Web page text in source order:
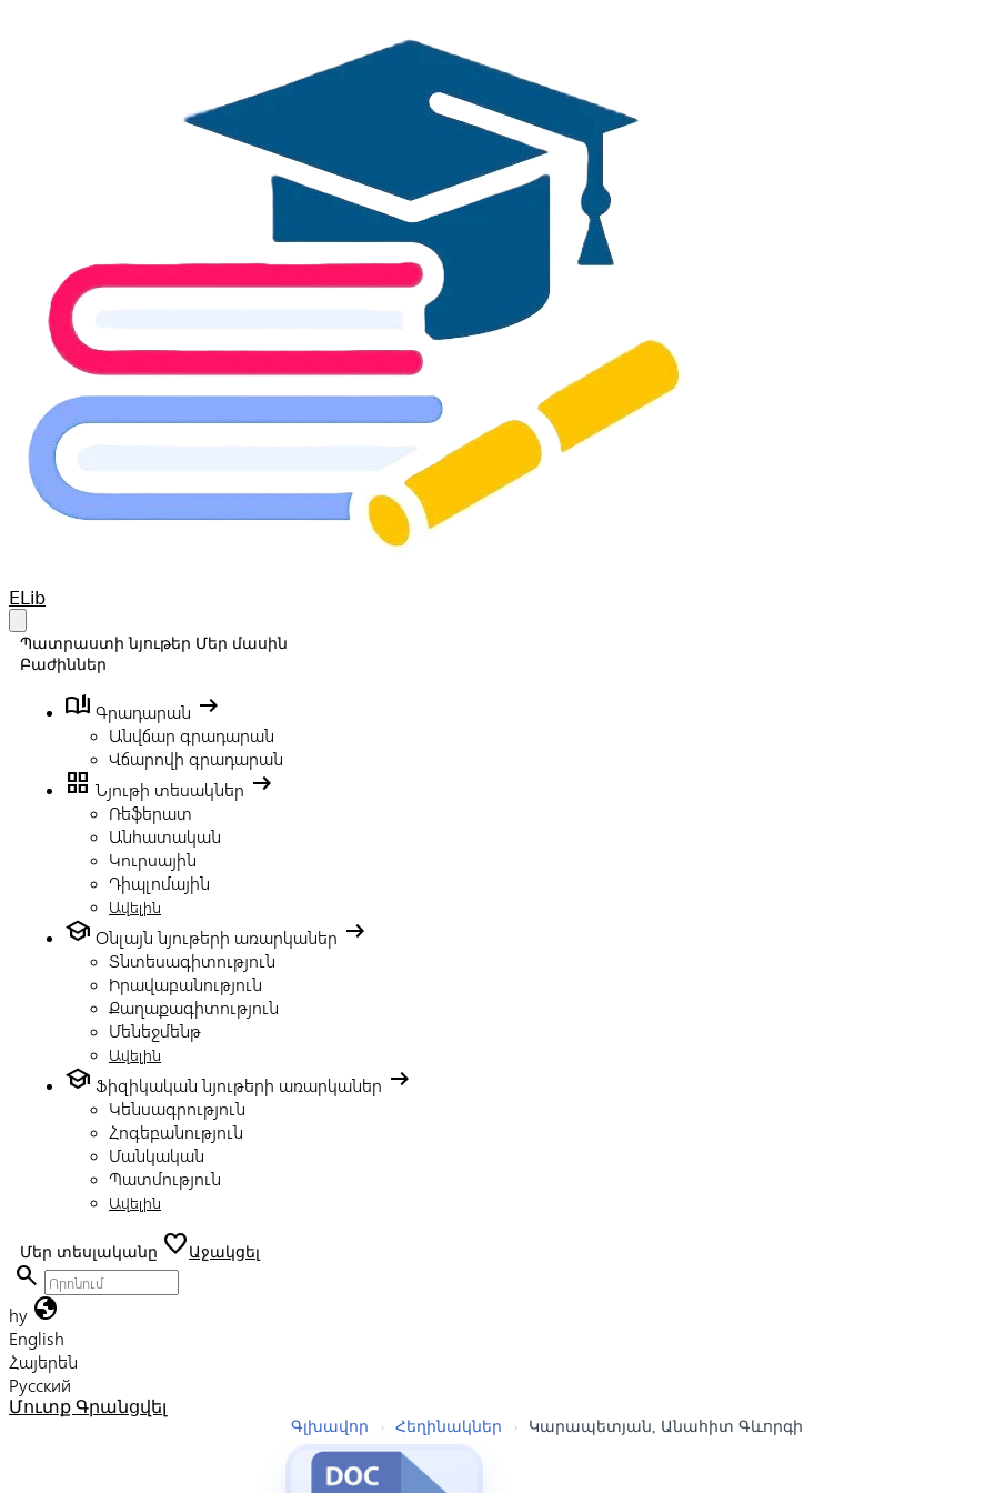
Your Company
ELib
Պատրաստի նյութեր Մեր մասին
Բաժիններ
book_ribbon Գրադարան arrow_right_alt
Անվճար գրադարան
Վճարովի գրադարան
grid_view Նյութի տեսակներ arrow_right_alt
Ռեֆերատ
Անհատական
Կուրսային
Դիպլոմային
Ավելին
school Օնլայն նյութերի առարկաներ arrow_right_alt
Տնտեսագիտություն
Իրավաբանություն
Քաղաքագիտություն
Մենեջմենթ
Ավելին
school Ֆիզիկական նյութերի առարկաներ arrow_right_alt
Կենսագրություն
Հոգեբանություն
Մանկական
Պատմություն
Ավելին
Մեր տեսլականը favoriteԱջակցել
search
hy globe
English
Հայերեն
Русский
Մուտք Գրանցվել
Գլխավոր › Հեղինակներ › Կարապետյան, Անահիտ Գևորգի